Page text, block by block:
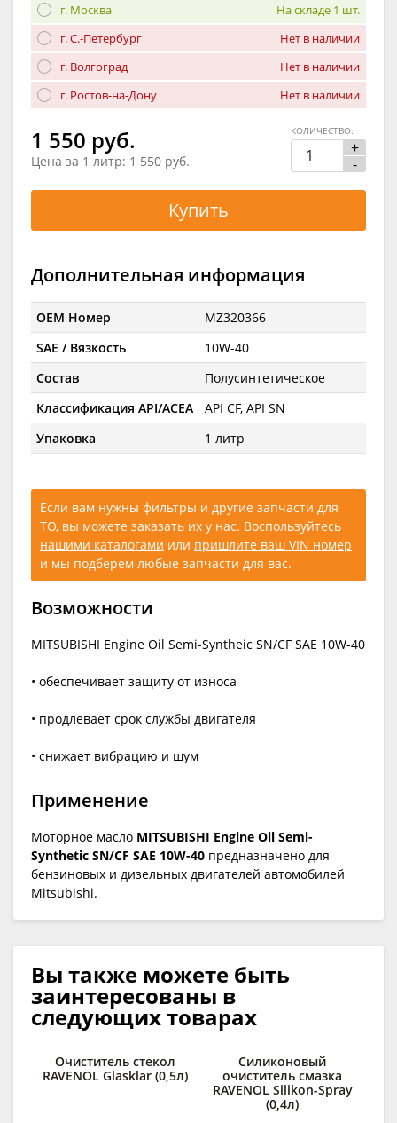
г. Москва
На складе 1 шт.
г. С.-Петербург
Нет в наличии
г. Волгоград
Нет в наличии
г. Ростов-на-Дону
Нет в наличии
1 550 руб.
Цена за 1 литр: 1 550 руб.
+
-
КОЛИЧЕСТВО:
Купить
Дополнительная информация
OEM Номер
MZ320366
SAE / Вязкость
10W-40
Состав
Полусинтетическое
Классификация API/ACEA
API CF, API SN
Упаковка
1 литр
Если вам нужны фильтры и другие запчасти для
ТО, вы можете заказать их у нас. Воспользуйтесь
нашими каталогами или пришлите ваш VIN номер
и мы подберем любые запчасти для вас.
Возможности
MITSUBISHI Engine Oil Semi-Syntheic SN/CF SAE 10W-40
• обеспечивает защиту от износа
• продлевает срок службы двигателя
• снижает вибрацию и шум
Применение
Моторное масло MITSUBISHI Engine Oil Semi-
Synthetic SN/CF SAE 10W-40 предназначено для
бензиновых и дизельных двигателей автомобилей
Mitsubishi.
Вы также можете быть
заинтересованы в
следующих товарах
Очиститель стекол
RAVENOL Glasklar (0,5л)
Силиконовый
очиститель смазка
RAVENOL Silikon-Spray
(0,4л)